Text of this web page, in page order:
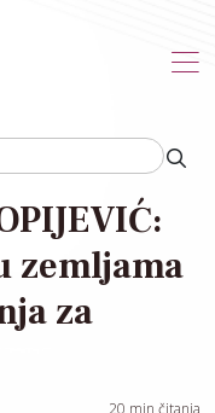
zemljama
za
20 min čitanja